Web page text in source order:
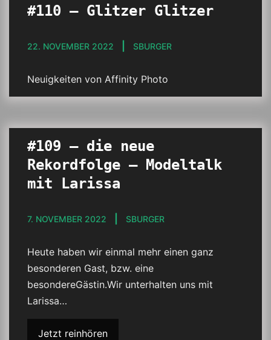
#110 – Glitzer Glitzer
22. NOVEMBER 2022 SBURGER
Neuigkeiten von Affinity Photo
#109 – die neue
Rekordfolge – Modeltalk
mit Larissa
7. NOVEMBER 2022 SBURGER
Heute haben wir einmal mehr einen ganz
besonderen Gast, bzw. eine
besondereGästin.Wir unterhalten uns mit
Larissa…
Jetzt reinhören